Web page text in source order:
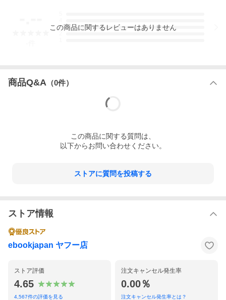
3
この商品に関するレビューはありません
商品Q&A （0件）
この商品に関する質問は、
以下からお問い合わせください。
ストアに質問を投稿する
ストア情報
ebookjapan ヤフー店
ストア評価
4.65
4,567件の評価を見る
注文キャンセル発生率
0.00％
注文キャンセル発生率とは？